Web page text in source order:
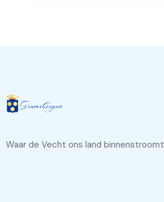
Waar de Vecht ons land binnenstroomt